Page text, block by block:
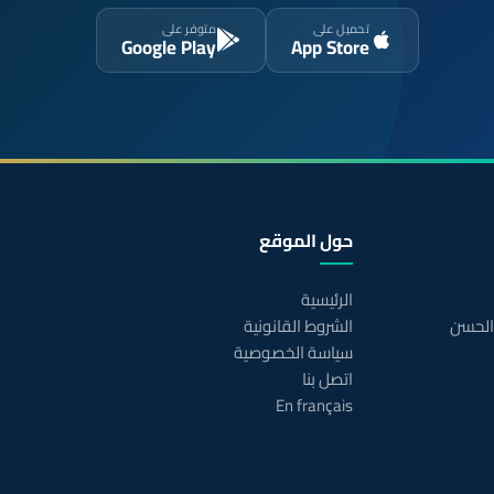
تحميل على
App Store
متوفر على
Google Play
حول الموقع
الرئيسية
الشروط القانونية
سياسة الخصوصية
اتصل بنا
En français